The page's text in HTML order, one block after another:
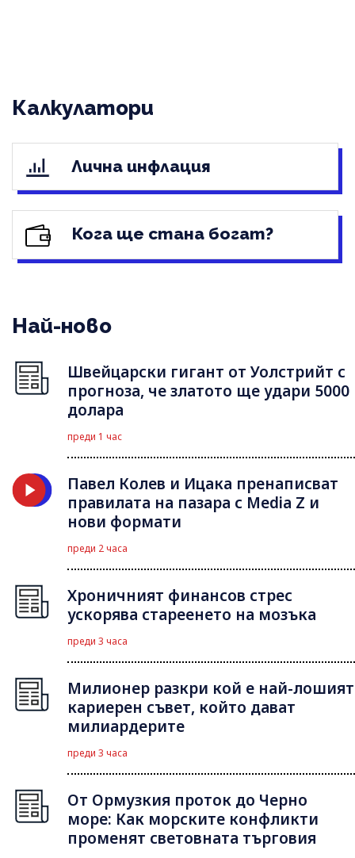
Калкулатори
Лична инфлация
Кога ще стана богат?
Най-ново
Швейцарски гигант от Уолстрийт с
прогноза, че златото ще удари 5000
долара
преди 1 час
Павел Колев и Ицака пренаписват
правилата на пазара с Media Z и
нови формати
преди 2 часа
Хроничният финансов стрес
ускорява стареенето на мозъка
преди 3 часа
Милионер разкри кой е най-лошият
кариерен съвет, който дават
милиардерите
преди 3 часа
От Ормузкия проток до Черно
море: Как морските конфликти
променят световната търговия